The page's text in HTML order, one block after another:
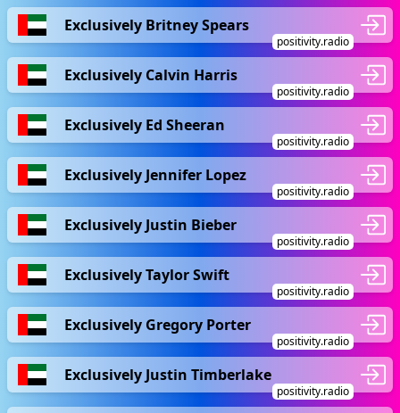
Exclusively Britney Spears
positivity.radio
Exclusively Calvin Harris
positivity.radio
Exclusively Ed Sheeran
positivity.radio
Exclusively Jennifer Lopez
positivity.radio
Exclusively Justin Bieber
positivity.radio
Exclusively Taylor Swift
positivity.radio
Exclusively Gregory Porter
positivity.radio
Exclusively Justin Timberlake
positivity.radio